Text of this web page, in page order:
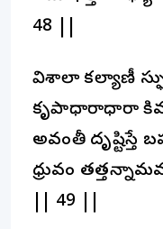
48 ||
విశాలా కల్యాణీ
కృపాధారాధారా
అవంతీ
ధ్రువం
|| 49 ||